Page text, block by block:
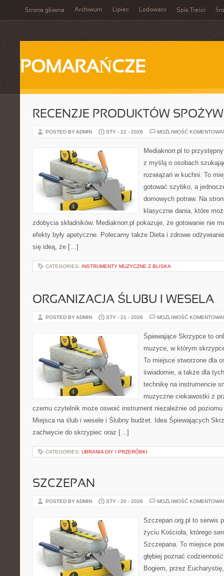
Strona główna Archiwum Lipiec Lodowato Spis Treści
POMARAŃCZE
RECENZJE PRODUKTÓW
POSTED BY ADMIN STY - 22 - 2026 MOŻLIWOŚĆ
Mediaknorr.pl to
z myślą o osobach
rozwiązań w kuchni. To
gotować szybko, a
domowych potraw. Na
klasyczne dania, które
zdobycia składników. Mediaknorr.pl pokazuje, że gotowanie nie
efekty były apetyczne. Polecamy także Dieta i zdrowe
się ideą, że […]
CATEGORIES: INSTRUMENTY MUZYCZNE Z BLISKA
ORGANIZACJA ŚLUBU I WESELA
POSTED BY ADMIN STY - 21 - 2026 MOŻLIWOŚĆ
Śpiewające Skrzypce to
muzyce, w którym
To miejsce stworzone dla
świadomie, a także dla
technikę na instrumencie
muzyczne ciekawostki z
czemu czytelnik może oswoić instrument niezależnie od
Miejsca na ślub i wesele i Ślubny budżet. Idea Śpiewających
zachwycie do skrzypiec oraz […]
CATEGORIES: UBRANIA DIY I PRZERÓBKI
SZCZEPAN
POSTED BY ADMIN STY - 20 - 2026 MOŻLIWOŚĆ
Szczepan.org.pl to serwis
życiu Kościoła, którego
Szczepana. To miejsce
głębiej poznać
Bogiem, przez